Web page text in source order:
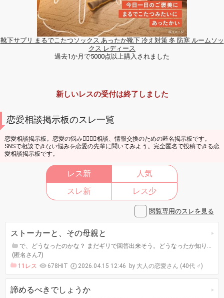
靴下サプリ まるでこたつソックス あったか靴下 冷え対策 冬 防寒 ルームソッ
クス レディース
過去1か月で5000点以上購入されました
新しいレスの受付は終了しました
恋愛相談掲示板のスレ一覧
恋愛相談掲示板。恋愛の悩み👩‍❤️‍💋‍👩相談、情報交換のための匿名掲示板です。
SNSで相談できない悩みを恋愛の先輩に聞いてみよう。完全匿名で投稿できる恋
愛相談掲示板です。
レス新
人気
スレ新
レス少
閲覧専用のスレを見る
ストーカーと、その母親と
で、どうなったのかな？ まだギリで回答出来そう。どうなったか知り…
(匿名さん7)
11レス
678HIT 2026.04.15 12:46 大人の恋愛さん (40代 ♂)
諦めるべきでしょうか